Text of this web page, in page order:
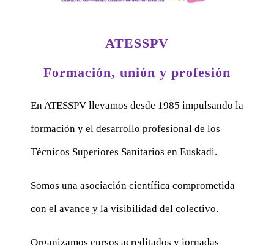
ATESSPV
Formación, unión y profesión
En ATESSPV llevamos desde 1985 impulsando la
formación y el desarrollo profesional de los
Técnicos Superiores Sanitarios en Euskadi.
Somos una asociación científica comprometida
con el avance y la visibilidad del colectivo.
Organizamos cursos acreditados y jornadas